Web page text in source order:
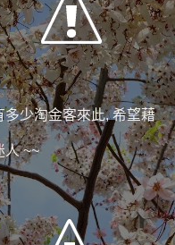
少淘金客來此, 希望藉
人 ~~